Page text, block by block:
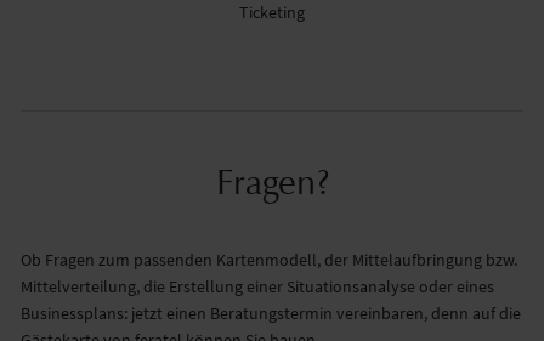
Ticketing
Fragen?
Ob Fragen zum passenden Kartenmodell, der Mittelaufbringung bzw.
Mittelverteilung, die Erstellung einer Situationsanalyse oder eines
Businessplans: jetzt einen Beratungstermin vereinbaren, denn auf die